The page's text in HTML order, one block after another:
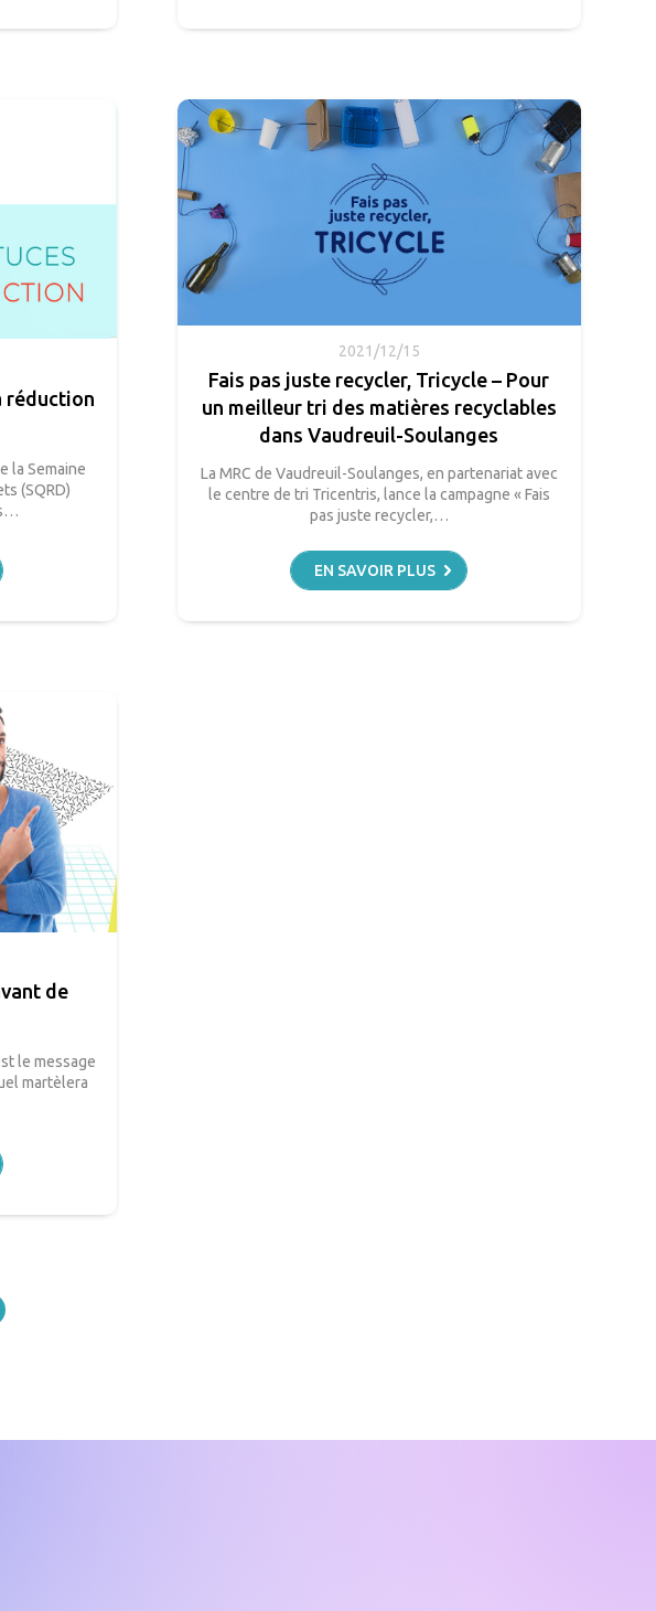
réduction
la Semaine
(SQRD)
2021/12/15
Fais pas juste recycler, Tricycle – Pour
un meilleur tri des matières recyclables
dans Vaudreuil-Soulanges
La MRC de Vaudreuil-Soulanges, en partenariat avec
le centre de tri Tricentris, lance la campagne « Fais
pas juste recycler,…
EN SAVOIR PLUS
de
le message
martèlera